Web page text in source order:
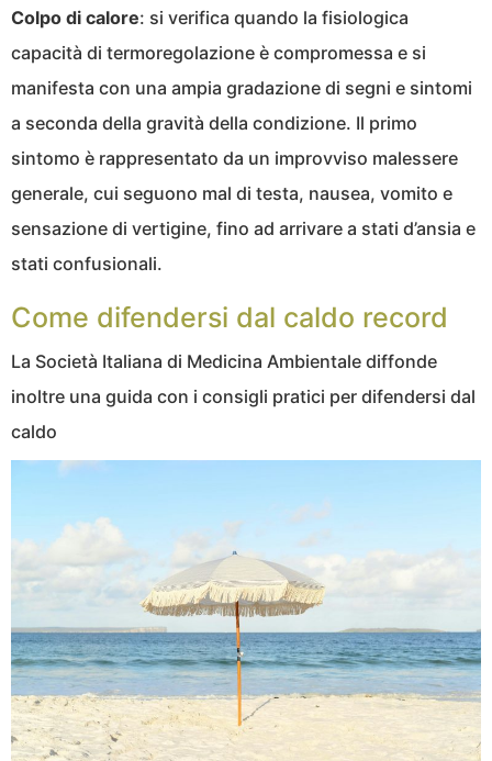
Colpo di calore: si verifica quando la fisiologica
capacità di termoregolazione è compromessa e si
manifesta con una ampia gradazione di segni e sintomi
a seconda della gravità della condizione. Il primo
sintomo è rappresentato da un improvviso malessere
generale, cui seguono mal di testa, nausea, vomito e
sensazione di vertigine, fino ad arrivare a stati d’ansia e
stati confusionali.
Come difendersi dal caldo record
La Società Italiana di Medicina Ambientale diffonde
inoltre una guida con i consigli pratici per difendersi dal
caldo